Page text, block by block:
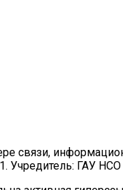
связи,
Учредитель: ГАУ